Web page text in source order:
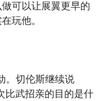
可以让展翼更早的
玩他。
切伦斯继续说
比武招亲的目的是什